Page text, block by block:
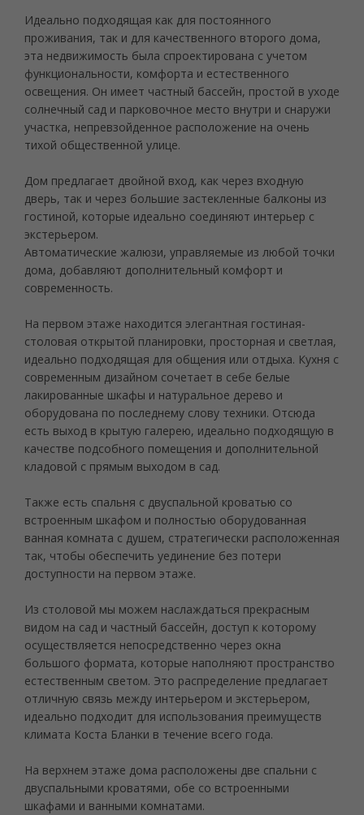
Идеально подходящая как для постоянного
проживания, так и для качественного второго дома,
эта недвижимость была спроектирована с учетом
функциональности, комфорта и естественного
освещения. Он имеет частный бассейн, простой в уходе
солнечный сад и парковочное место внутри и снаружи
участка, непревзойденное расположение на очень
тихой общественной улице.
Дом предлагает двойной вход, как через входную
дверь, так и через большие застекленные балконы из
гостиной, которые идеально соединяют интерьер с
экстерьером.
Автоматические жалюзи, управляемые из любой точки
дома, добавляют дополнительный комфорт и
современность.
На первом этаже находится элегантная гостиная-
столовая открытой планировки, просторная и светлая,
идеально подходящая для общения или отдыха. Кухня с
современным дизайном сочетает в себе белые
лакированные шкафы и натуральное дерево и
оборудована по последнему слову техники. Отсюда
есть выход в крытую галерею, идеально подходящую в
качестве подсобного помещения и дополнительной
кладовой с прямым выходом в сад.
Также есть спальня с двуспальной кроватью со
встроенным шкафом и полностью оборудованная
ванная комната с душем, стратегически расположенная
так, чтобы обеспечить уединение без потери
доступности на первом этаже.
Из столовой мы можем наслаждаться прекрасным
видом на сад и частный бассейн, доступ к которому
осуществляется непосредственно через окна
большого формата, которые наполняют пространство
естественным светом. Это распределение предлагает
отличную связь между интерьером и экстерьером,
идеально подходит для использования преимуществ
климата Коста Бланки в течение всего года.
На верхнем этаже дома расположены две спальни с
двуспальными кроватями, обе со встроенными
шкафами и ванными комнатами.